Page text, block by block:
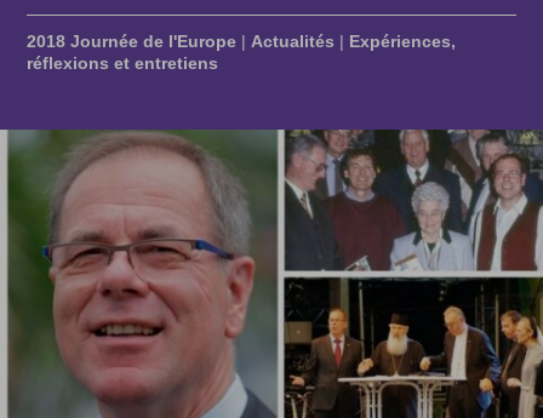
2018 Journée de l'Europe | Actualités | Expériences,
réflexions et entretiens